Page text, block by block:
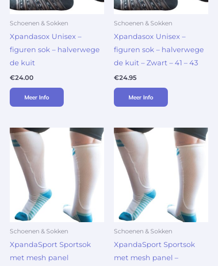
Schoenen & Sokken
Xpandasox Unisex –
figuren sok – halverwege
de kuit
€24.00
Meer Info
Schoenen & Sokken
Xpandasox Unisex –
figuren sok – halverwege
de kuit – Zwart – 41 – 43
€24.95
Meer Info
Schoenen & Sokken
XpandaSport Sportsok
met mesh panel
Schoenen & Sokken
XpandaSport Sportsok
met mesh panel –